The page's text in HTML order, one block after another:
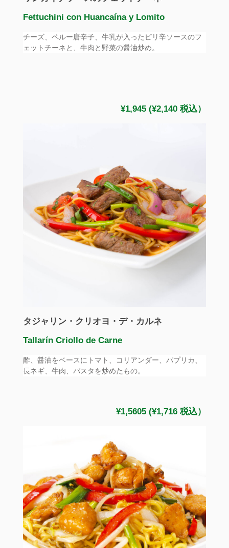
Fettuchini con Huancaína y Lomito
チーズ、ペルー唐辛子、牛乳が入ったピリ辛ソースのフ
ェットチーネと、牛肉と野菜の醤油炒め。
¥1,945 (¥2,140 税込）
タジャリン・クリオヨ・デ・カルネ
Tallarín Criollo de Carne
酢、醤油をベースにトマト、コリアンダー、パプリカ、
長ネギ、牛肉、パスタを炒めたもの。
¥1,5605 (¥1,716 税込）